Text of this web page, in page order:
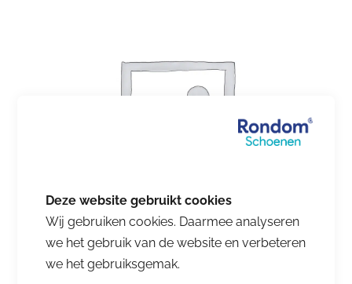
Wij gebruiken cookies. Daarmee analyseren
we het gebruik van de website en verbeteren
we het gebruiksgemak.